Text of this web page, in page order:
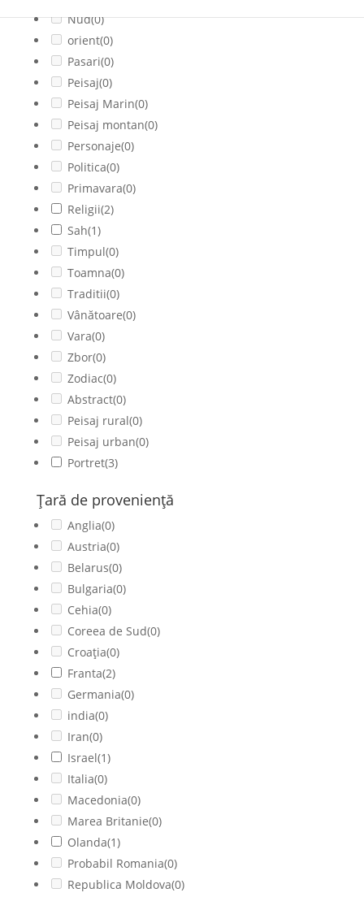
Nud(0)
orient(0)
Pasari(0)
Peisaj(0)
Peisaj Marin(0)
Peisaj montan(0)
Personaje(0)
Politica(0)
Primavara(0)
Religii(2)
Sah(1)
Timpul(0)
Toamna(0)
Traditii(0)
Vânătoare(0)
Vara(0)
Zbor(0)
Zodiac(0)
Abstract(0)
Peisaj rural(0)
Peisaj urban(0)
Portret(3)
Ţară de provenienţă
Anglia(0)
Austria(0)
Belarus(0)
Bulgaria(0)
Cehia(0)
Coreea de Sud(0)
Croația(0)
Franta(2)
Germania(0)
india(0)
Iran(0)
Israel(1)
Italia(0)
Macedonia(0)
Marea Britanie(0)
Olanda(1)
Probabil Romania(0)
Republica Moldova(0)